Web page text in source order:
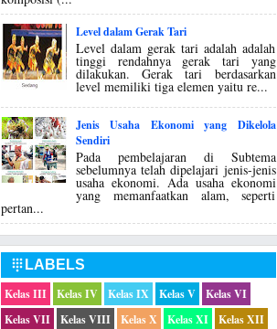
Level dalam Gerak Tari
Level dalam gerak tari adalah adalah
tinggi rendahnya gerak tari yang
dilakukan. Gerak tari berdasarkan
level memiliki tiga elemen yaitu re...
Jenis Usaha Ekonomi yang Dikelola
Sendiri
Pada pembelajaran di Subtema
sebelumnya telah dipelajari jenis-jenis
usaha ekonomi. Ada usaha ekonomi
yang memanfaatkan alam, seperti
pertan...
 LABELS
Kelas III
Kelas IV Kelas IX Kelas V
Kelas VI
Kelas VII
Kelas VIII Kelas X Kelas XI
Kelas XII